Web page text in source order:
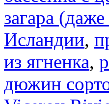
загара
Исландии,
из ягненка,
дюжин